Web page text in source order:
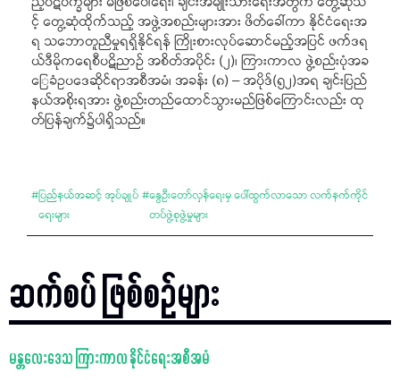
င့် တွေ့ဆုံထိုက်သည့် အဖွဲ့အစည်းများအား ဖိတ်ခေါ်ကာ နိုင်ငံရေးအ
ရ သဘောတူညီမှုရရှိနိုင်ရန် ကြိုးစားလုပ်ဆောင်မည့်အပြင် ဖက်ဒရ
ယ်ဒီမိုကရေစီပဋိညာဉ် အစိတ်အပိုင်း (၂)၊ ကြားကာလ ဖွဲ့စည်းပုံအခ
ြေခံဥပဒေဆိုင်ရာအစီအမံ၊ အခန်း (၈) – အပိုဒ်(၅၂)အရ ချင်းပြည်
နယ်အစိုးရအား ဖွဲ့စည်းတည်ထောင်သွားမည်ဖြစ်ကြောင်းလည်း ထု
တ်ပြန်ချက်၌ပါရှိသည်။
#ပြည်နယ်အဆင့် အုပ်ချုပ်
ရေးများ
#နွေဦးတော်လှန်ရေးမှ ပေါ်ထွက်လာသော လက်နက်ကိုင်
တပ်ဖွဲ့စုဖွဲ့မှုများ
ဆက်စပ် ဖြစ်စဉ်များ
မန္တလေးဒေသ ကြားကာလ နိုင်ငံရေးအစီအမံ